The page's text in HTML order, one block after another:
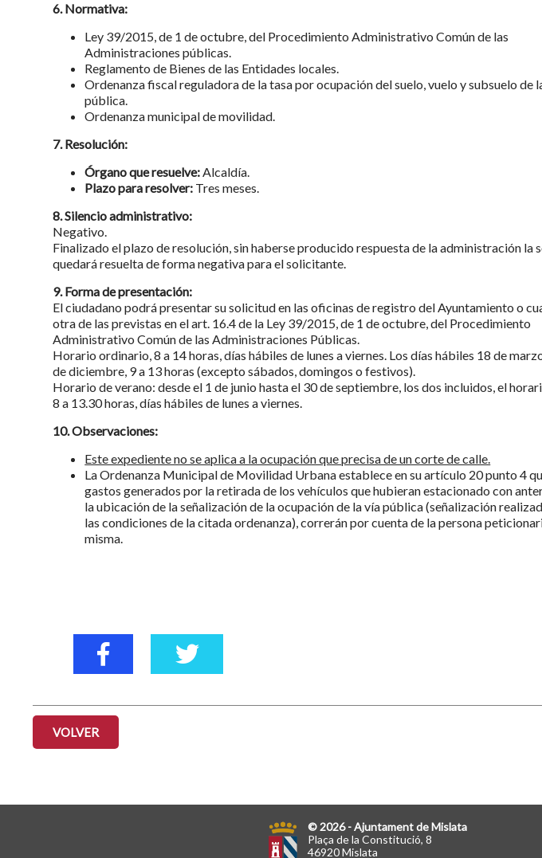
6. Normativa:
Ley 39/2015, de 1 de octubre, del Procedimiento Administrativo Común de las
Administraciones públicas.
Reglamento de Bienes de las Entidades locales.
Ordenanza fiscal reguladora de la tasa por ocupación del suelo, vuelo y subsuelo de
pública.
Ordenanza municipal de movilidad.
7. Resolución:
Órgano que resuelve:Alcaldía.
Plazo para resolver: Tres meses.
8. Silencio administrativo:
Negativo.
Finalizado el plazo de resolución, sin haberse producido respuesta de la administración la
quedará resuelta de forma negativa para el solicitante.
9. Forma de presentación:
El ciudadano podrá presentar su solicitud en las oficinas de registro del Ayuntamiento o
otra de las previstas en el art. 16.4 de la Ley 39/2015, de 1 de octubre, del Procedimiento
Administrativo Común de las Administraciones Públicas.
Horario ordinario, 8 a 14 horas, días hábiles de lunes a viernes. Los días hábiles 18 de
de diciembre, 9 a 13 horas (excepto sábados, domingos o festivos).
Horario de verano: desde el 1 de junio hasta el 30 de septiembre, los dos incluidos, el
8 a 13.30 horas, días hábiles de lunes a viernes.
10. Observaciones:
Este expediente no se aplica a la ocupación que precisa de un corte de calle.
La Ordenanza Municipal de Movilidad Urbana establece en su artículo 20 punto 4
gastos generados por la retirada de los vehículos que hubieran estacionado con
la ubicación de la señalización de la ocupación de la vía pública (señalización
las condiciones de la citada ordenanza), correrán por cuenta de la persona
misma.
VOLVER
© 2026 - Ajuntament de Mislata
Plaça de la Constitució, 8
46920 Mislata